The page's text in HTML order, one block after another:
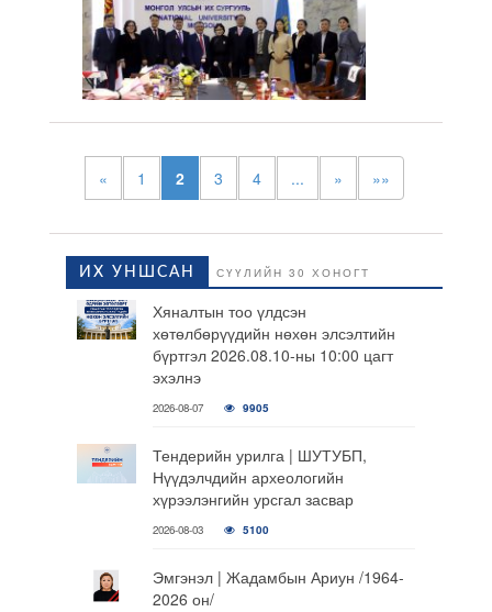
« 1 2 3 4 ... » »»
ИХ УНШСАН СҮҮЛИЙН 30 ХОНОГТ
Хяналтын тоо үлдсэн
хөтөлбөрүүдийн нөхөн элсэлтийн
бүртгэл 2026.08.10-ны 10:00 цагт
эхэлнэ
2026-08-07 9905
Тендерийн урилга | ШУТУБП,
Нүүдэлчдийн археологийн
хүрээлэнгийн урсгал засвар
2026-08-03 5100
Эмгэнэл | Жадамбын Ариун /1964-
2026 он/